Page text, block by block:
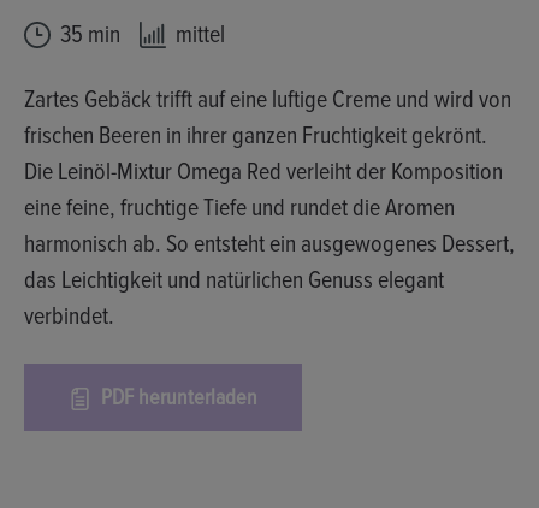
35 min mittel
Zartes Gebäck trifft auf eine luftige Creme und wird von
frischen Beeren in ihrer ganzen Fruchtigkeit gekrönt.
Die Leinöl-Mixtur Omega Red verleiht der Komposition
eine feine, fruchtige Tiefe und rundet die Aromen
harmonisch ab. So entsteht ein ausgewogenes Dessert,
das Leichtigkeit und natürlichen Genuss elegant
verbindet.
PDF herunterladen